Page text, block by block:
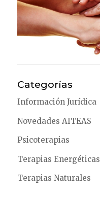
Categorías
Información Jurídica
Novedades AITEAS
Psicoterapias
Terapias Energéticas
Terapias Naturales